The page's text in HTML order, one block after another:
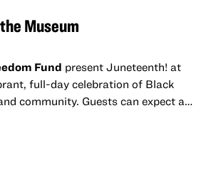
Museum
Fund present Juneteenth! at
full-day celebration of Black
community. Guests can expect a
pushing artists, delicious offerings